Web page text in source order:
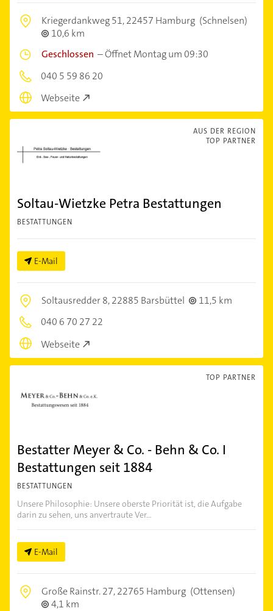
Kriegerdankweg 51,22457 Hamburg (Schnelsen)
10,6 km
Geschlossen –Öffnet Montag um 09:30
040 5 59 86 20
Webseite
AUS DER REGION
TOP PARTNER
Soltau-Wietzke Petra Bestattungen
BESTATTUNGEN
E-Mail
Soltausredder 8,22885 Barsbüttel
11,5 km
040 6 70 27 22
Webseite
TOP PARTNER
Bestatter Meyer & Co. - Behn & Co. I
Bestattungen seit 1884
BESTATTUNGEN
Unsere Philosophie: Unsere oberste Priorität ist, die Aufgabe
darin zu sehen, uns anvertraute Ver...
E-Mail
Große Rainstr. 27,22765 Hamburg (Ottensen)
4,1 km